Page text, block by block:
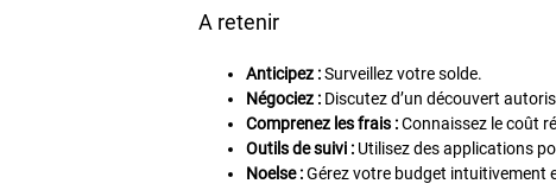
A retenir
Anticipez :Surveillez votre solde.
Négociez : Discutez d’un découvert
Comprenez les frais :Connaissez le coût
Outils de suivi : Utilisez des applications
Noelse :Gérez votre budget intuitivement